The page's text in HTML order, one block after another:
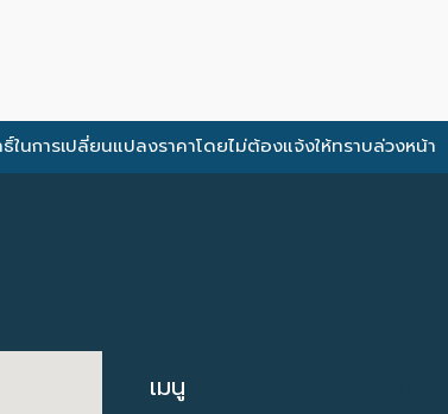
ในการเปลี่ยนแปลงราคาโดยไม่ต้องแจ้งให้ทราบล่วงหน้า
เมนู